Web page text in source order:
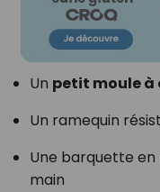
Un petit moule à
Un ramequin
Une barquette en
main